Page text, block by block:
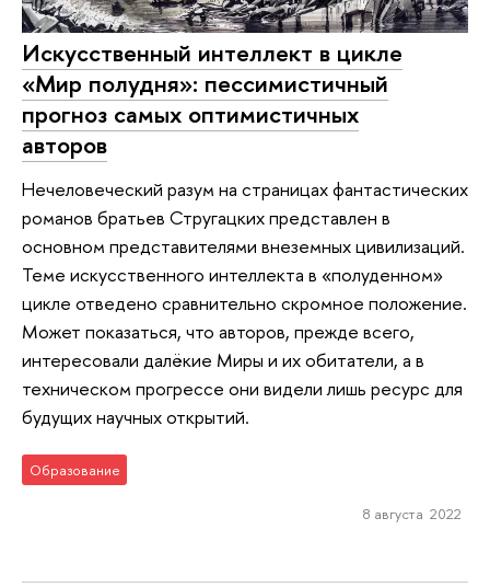
Искусственный интеллект в цикле
«Мир полудня»: пессимистичный
прогноз самых оптимистичных
авторов
Нечеловеческий разум на страницах фантастических
романов братьев Стругацких представлен в
основном представителями внеземных цивилизаций.
Теме искусственного интеллекта в «полуденном»
цикле отведено сравнительно скромное положение.
Может показаться, что авторов, прежде всего,
интересовали далёкие Миры и их обитатели, а в
техническом прогрессе они видели лишь ресурс для
будущих научных открытий.
Образование
8 августа 2022